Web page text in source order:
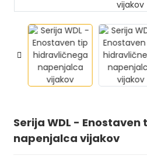
Serija WDL -
napenjalca vijakov